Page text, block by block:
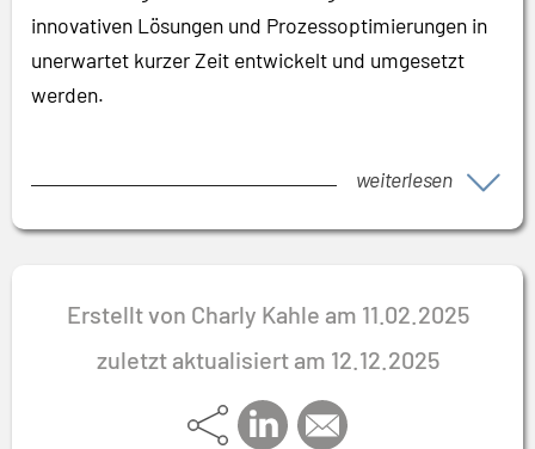
innovativen Lösungen und Prozessoptimierungen in
unerwartet kurzer Zeit entwickelt und umgesetzt
werden.
weiterlesen
Erstellt von Charly Kahle am 11.02.2025
zuletzt aktualisiert am 12.12.2025